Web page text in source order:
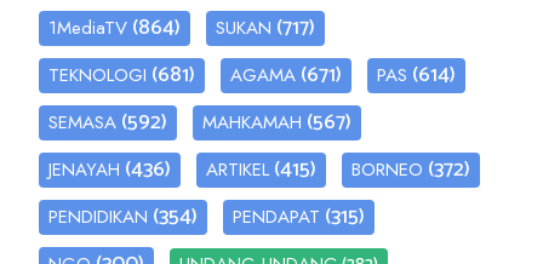
1MediaTV (864) SUKAN (717)
TEKNOLOGI (681) AGAMA (671) PAS (614)
SEMASA (592) MAHKAMAH (567)
JENAYAH (436) ARTIKEL (415) BORNEO (372)
PENDIDIKAN (354) PENDAPAT (315)